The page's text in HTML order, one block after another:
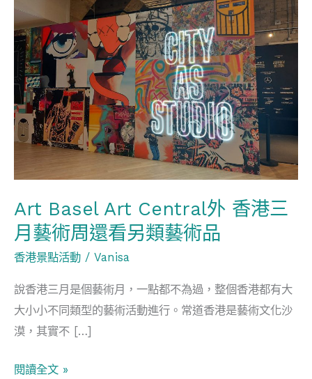
Art Basel Art Central外 香港三
月藝術周還看另類藝術品
香港景點活動 / Vanisa
說香港三月是個藝術月，一點都不為過，整個香港都有大
大小小不同類型的藝術活動進行。常道香港是藝術文化沙
漠，其實不 […]
Art
Central
外
香
港
三
月
周
還
類
藝
術
閱讀全文 »